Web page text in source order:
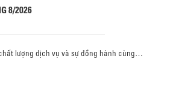
8/2026
lượng dịch vụ và sự đồng hành cùng…